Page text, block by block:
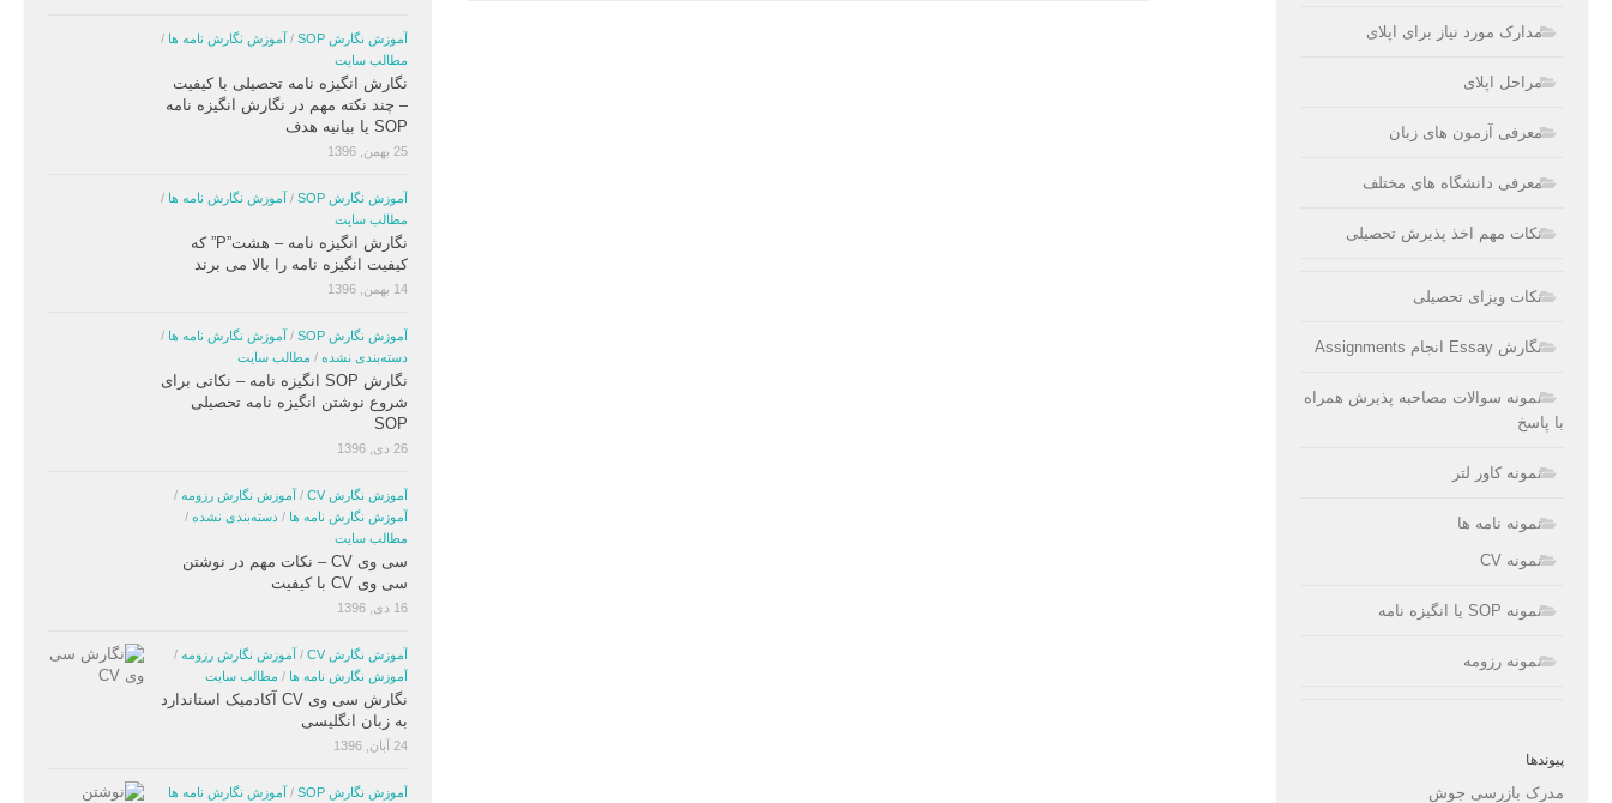
آموزش نگارش SOP / آموزش نگارش نامه ها /
مطالب سایت
نگارش انگیزه نامه تحصیلی با کیفیت
– چند نکته مهم در نگارش انگیزه نامه
SOP یا بیانیه هدف
25 بهمن, 1396
آموزش نگارش SOP / آموزش نگارش نامه ها /
مطالب سایت
نگارش انگیزه نامه – هشت”P” که
کیفیت انگیزه نامه را بالا می برند
14 بهمن, 1396
آموزش نگارش SOP / آموزش نگارش نامه ها /
دسته‌بندی نشده / مطالب سایت
نگارش SOP انگیزه نامه – نکاتی برای
شروع نوشتن انگیزه نامه تحصیلی
SOP
26 دی, 1396
آموزش نگارش CV / آموزش نگارش رزومه /
آموزش نگارش نامه ها / دسته‌بندی نشده /
مطالب سایت
سی وی CV – نکات مهم در نوشتن
سی وی CV با کیفیت
16 دی, 1396
آموزش نگارش CV / آموزش نگارش رزومه /
آموزش نگارش نامه ها / مطالب سایت
نگارش سی وی CV آکادمیک استاندارد
به زبان انگلیسی
24 آبان, 1396
آموزش نگارش SOP / آموزش نگارش نامه ها
مدارک مورد نیاز برای اپلای
مراحل اپلای
معرفی آزمون های زبان
معرفی دانشگاه های مختلف
نکات مهم اخذ پذیرش تحصیلی
نکات ویزای تحصیلی
نگارش Essay انجام Assignments
نمونه سوالات مصاحبه پذیرش همراه
با پاسخ
نمونه کاور لتر
نمونه نامه ها
نمونه CV
نمونه SOP یا انگیزه نامه
نمونه رزومه
پیوندها
مدرک بازرسی جوش